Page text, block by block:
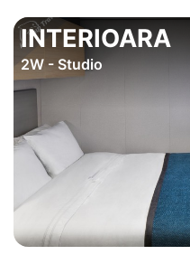
INTERIOARA
2W - Studio